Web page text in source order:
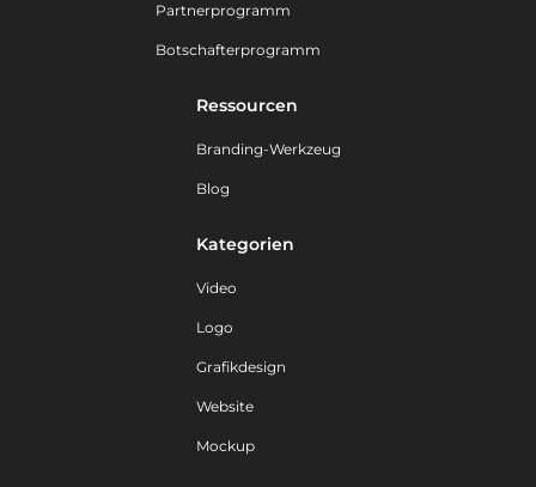
Partnerprogramm
Botschafterprogramm
Ressourcen
Branding-Werkzeug
Blog
Kategorien
Video
Logo
Grafikdesign
Website
Mockup